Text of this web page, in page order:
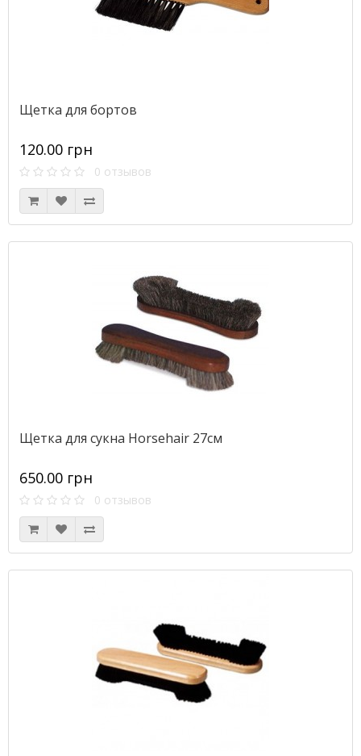
Щетка для бортов
120.00 грн
0 отзывов
Щетка для сукна Horsehair 27см
650.00 грн
0 отзывов